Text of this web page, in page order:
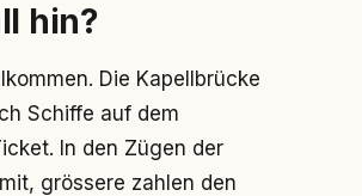
hin?
Die Kapellbrücke
Schiffe auf dem
In den Zügen der
grössere zahlen den